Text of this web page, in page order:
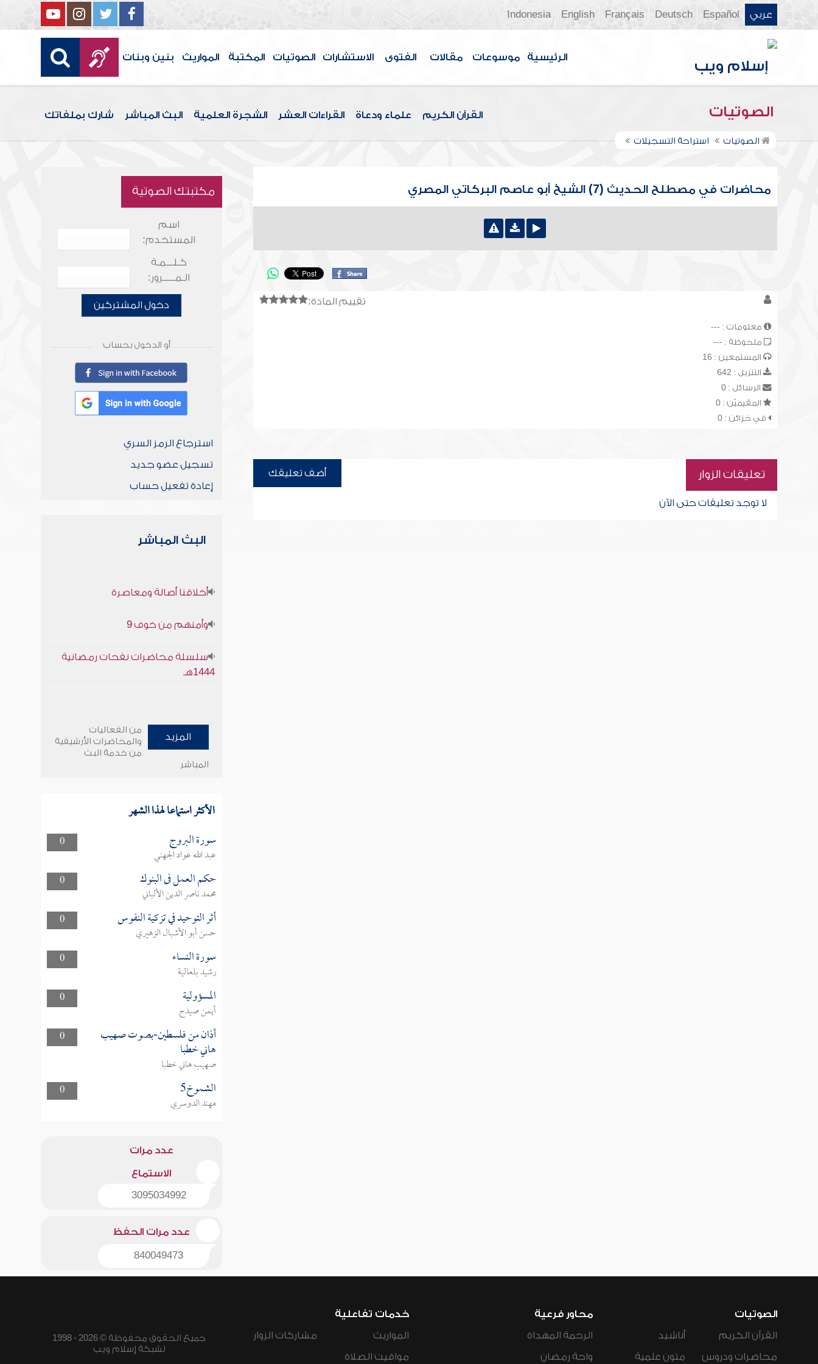
عربي Español
Deutsch
Français
English
Indonesia
الرئيسية موسوعات مقالات الفتوى الاستشارات الصوتيات المكتبة المواريث بنين وبنات
الصوتيات القرآن الكريم علماء ودعاة القراءات العشر الشجرة العلمية البث المباشر شارك بملفاتك
الصوتيات استراحة التسجيلات
محاضرات في مصطلح الحديث (7) الشيخ أبو عاصم البركاتي المصري
تقييم المادة:
معلومات : ---
ملحوظة : ---
المستمعين : 16
التنزيل : 642
الرسائل : 0
المقيميّن : 0
في خزائن : 0
تعليقات الزوار أضف تعليقك
لا توجد تعليقات حتى الآن
مكتبتك الصوتية
اسم
المستخدم:
كـلـــمـة
الـمـــــرور:
دخول المشتركين
أو الدخول بحساب
استرجاع الرمز السري
تسجيل عضو جديد
إعادة تفعيل حساب
البث المباشر
أخلاقنا أصالة ومعاصرة
وأمنهم من خوف 9
سلسلة محاضرات نفحات رمضانية
1444هـ
المزيد
من الفعاليات
والمحاضرات الأرشيفية
من خدمة البث
المباشر
الأكثر استماعا لهذا الشهر
0 سورة البروج
عبد الله عواد الجهني
0
حكم العمل فى البنوك
محمد ناصر الدين الألباني
0
أثر التوحيد في تزكية النفوس
حسن أبو الأشبال الزهيري
0
سورة النساء
رشيد بلعالية
0
المسؤولية
أيمن صيدح
0
أذان من فلسطين-بصوت صهيب
هاني خطبا
صهيب هاني خطبا
0
الشموخ5
مهند الدوسري
عدد مرات
الاستماع
3095034992
عدد مرات الحفظ
840049473
الصوتيات
القرآن الكريم
محاضرات ودروس
أناشيد
متون علمية
محاور فرعية
الرحمة المهداة
واحة رمضان
خدمات تفاعلية
المواريث
مواقيت الصلاة
مشاركات الزوار
جميع الحقوق محفوظة © 2026 - 1998
لشبكة إسلام ويب